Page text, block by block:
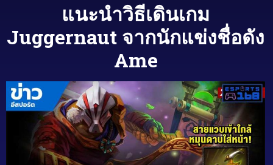
แนะนำวิธีเดินเกม
Juggernaut จากนักแข่งชื่อดัง
Ame